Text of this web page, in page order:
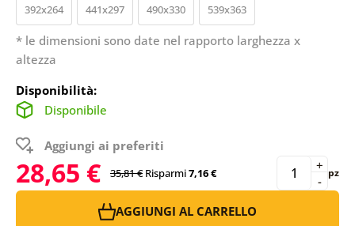
392x264 441x297 490x330 539x363
* le dimensioni sono date nel rapporto larghezza x
altezza
Disponibilità:
Disponibile
Aggiungi ai preferiti
28,65 € 35,81 € Risparmi7,16 € -
+ pz
AGGIUNGI AL CARRELLO